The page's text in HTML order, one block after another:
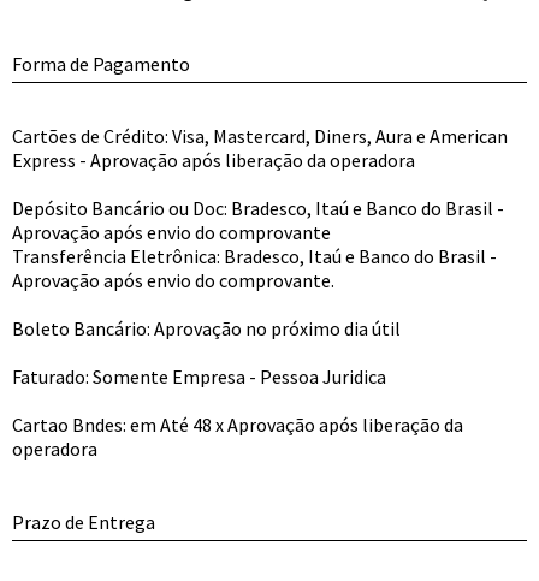
Forma de Pagamento
Cartões de Crédito: Visa, Mastercard, Diners, Aura e American
Express - Aprovação após liberação da operadora
Depósito Bancário ou Doc: Bradesco, Itaú e Banco do Brasil -
Aprovação após envio do comprovante
Transferência Eletrônica: Bradesco, Itaú e Banco do Brasil -
Aprovação após envio do comprovante.
Boleto Bancário: Aprovação no próximo dia útil
Faturado: Somente Empresa - Pessoa Juridica
Cartao Bndes: em Até 48 x Aprovação após liberação da
operadora
Prazo de Entrega